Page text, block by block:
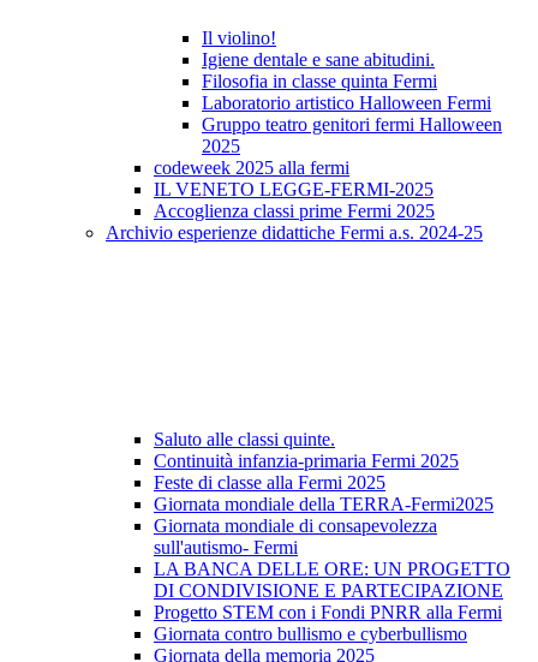
Il violino!
Igiene dentale e sane abitudini.
Filosofia in classe quinta Fermi
Laboratorio artistico Halloween Fermi
Gruppo teatro genitori fermi Halloween
2025
codeweek 2025 alla fermi
IL VENETO LEGGE-FERMI-2025
Accoglienza classi prime Fermi 2025
Archivio esperienze didattiche Fermi a.s. 2024-25
Saluto alle classi quinte.
Continuità infanzia-primaria Fermi 2025
Feste di classe alla Fermi 2025
Giornata mondiale della TERRA-Fermi2025
Giornata mondiale di consapevolezza
sull'autismo- Fermi
LA BANCA DELLE ORE: UN PROGETTO
DI CONDIVISIONE E PARTECIPAZIONE
Progetto STEM con i Fondi PNRR alla Fermi
Giornata contro bullismo e cyberbullismo
Giornata della memoria 2025